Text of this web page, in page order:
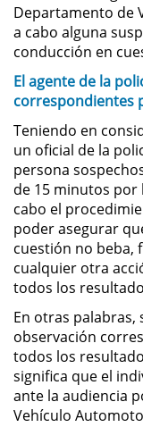
Assault
Departamento de
a cabo alguna
conducción en
El agente de la
correspondientes
Teniendo en
un oficial de la
persona
de 15 minutos por
cabo el
poder asegurar
cuestión no beba,
cualquier otra
todos los
En otras palabras,
observación
todos los
significa que el
ante la audiencia
Vehículo